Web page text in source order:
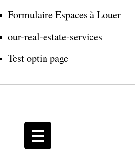
Formulaire Espaces à Louer
our-real-estate-services
Test optin page